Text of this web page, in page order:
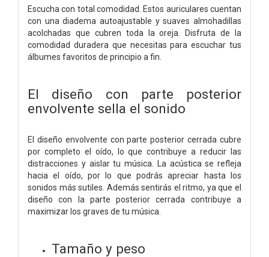
Escucha con total comodidad. Estos auriculares cuentan
con una diadema autoajustable y suaves almohadillas
acolchadas que cubren toda la oreja. Disfruta de la
comodidad duradera que necesitas para escuchar tus
álbumes favoritos de principio a fin.
El diseño con parte posterior
envolvente sella el sonido
El diseño envolvente con parte posterior cerrada cubre
por completo el oído, lo que contribuye a reducir las
distracciones y aislar tu música. La acústica se refleja
hacia el oído, por lo que podrás apreciar hasta los
sonidos más sutiles. Además sentirás el ritmo, ya que el
diseño con la parte posterior cerrada contribuye a
maximizar los graves de tu música.
Tamaño y peso